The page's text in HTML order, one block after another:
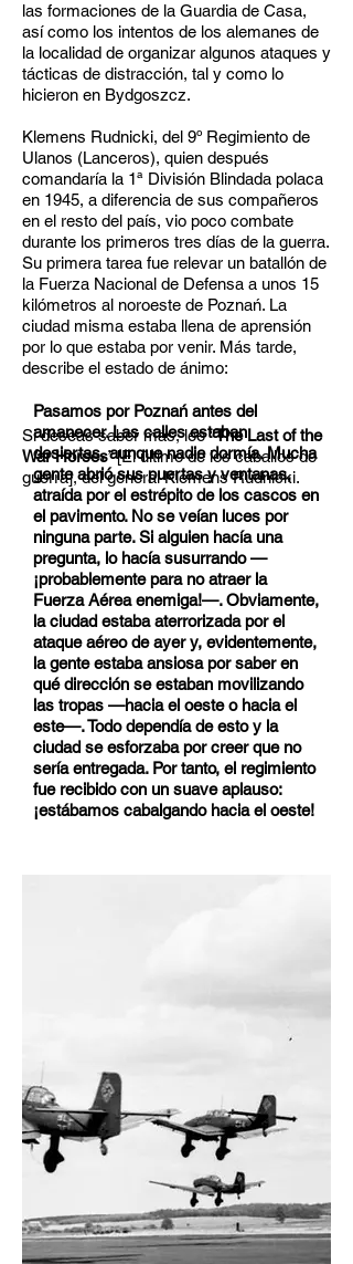
las formaciones de la Guardia de Casa,
así como los intentos de los alemanes de
la localidad de organizar algunos ataques y
tácticas de distracción, tal y como lo
hicieron en Bydgoszcz.
Klemens Rudnicki, del 9º Regimiento de
Ulanos (Lanceros), quien después
comandaría la 1ª División Blindada polaca
en 1945, a diferencia de sus compañeros
en el resto del país, vio poco combate
durante los primeros tres días de la guerra.
Su primera tarea fue relevar un batallón de
la Fuerza Nacional de Defensa a unos 15
kilómetros al noroeste de Poznań. La
ciudad misma estaba llena de aprensión
por lo que estaba por venir. Más tarde,
describe el estado de ánimo:
Pasamos por Poznań antes del
amanecer. Las calles estaban
desiertas, aunque nadie dormía. Mucha
gente abrió sus puertas y ventanas,
atraída por el estrépito de los cascos en
el pavimento. No se veían luces por
ninguna parte. Si alguien hacía una
pregunta, lo hacía susurrando —
¡probablemente para no atraer la
Fuerza Aérea enemiga!—. Obviamente,
la ciudad estaba aterrorizada por el
ataque aéreo de ayer y, evidentemente,
la gente estaba ansiosa por saber en
qué dirección se estaban movilizando
las tropas —hacia el oeste o hacia el
este—. Todo dependía de esto y la
ciudad se esforzaba por creer que no
sería entregada. Por tanto, el regimiento
fue recibido con un suave aplauso:
¡estábamos cabalgando hacia el oeste!
Si deseas saber más, lee “The Last of the
War Horses” [El último de los caballos de
guerra], del general Klemens Rudnicki.